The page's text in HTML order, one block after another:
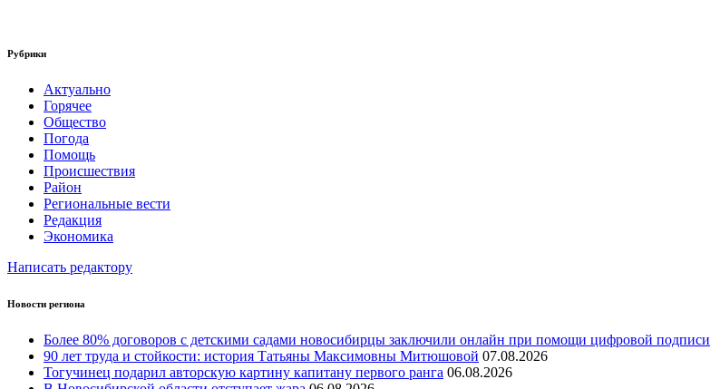
Рубрики
Актуально
Горячее
Общество
Погода
Помощь
Происшествия
Район
Региональные вести
Редакция
Экономика
Написать редактору
Новости региона
Более 80% договоров с детскими садами новосибирцы заключили онлайн при помощи цифровой подписи
90 лет труда и стойкости: история Татьяны Максимовны Митюшовой 07.08.2026
Тогучинец подарил авторскую картину капитану первого ранга 06.08.2026